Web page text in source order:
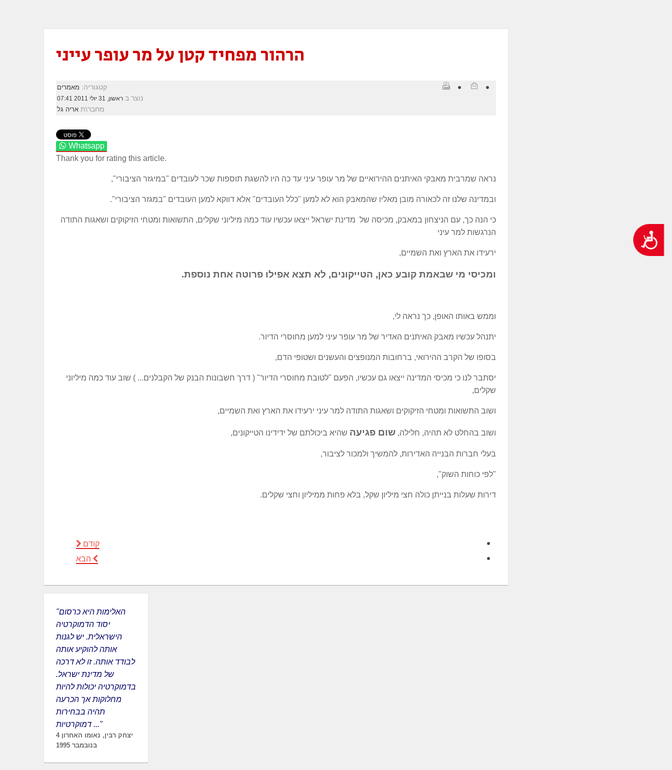
נגישות
הרהור מפחיד קטן על מר עופר עייני
קטגוריה: מאמרים
נוצר ב ראשון, 31 יולי 2011 07:41
מחבר\ת אריה גל
Whatsapp
Thank you for rating this article.
נראה שמרבית מאבקי האיתנים ההירואיים של מר עופר עיני עד כה היו להשגת תוספות שכר לעובדים "במיגזר הציבורי",
ובמדינה שלנו זה לכאורה מובן מאליו שהמאבק הוא לא למען "כלל העובדים" אלא דווקא למען העובדים "במגזר הציבורי".
כי הנה כך, עם הניצחון במאבק, מכיסה של מדינת ישראל ייצאו עכשיו עוד כמה מיליוני שקלים, התשואות ומטחי הזיקוקים ושאגות התודה
הנרגשות למר עיני
ירעידו את הארץ ואת השמיים,
ומכיסי מי שבאמת קובע כאן, הטייקונים, לא תצא אפילו פרוטה אחת נוספת.
וממש באותו האופן, כך נראה לי,
יתנהל עכשיו מאבק האיתנים האדיר של מר עופר עיני למען מחוסרי הדיור.
בסופו של הקרב ההירואי, ברחובות המנופצים והעשנים ושטופי הדם,
יסתבר לנו כי מכיסי המדינה ייצאו גם עכשיו, הפעם "לטובת מחוסרי הדיור" ( דרך חשבונות הבנק של הקבלנים... ) שוב עוד כמה מיליוני
שקלים,
ושוב התשואות ומטחי הזיקוקים ושאגות התודה למר עיני ירעידו את הארץ ואת השמיים,
ושוב בהחלט לא תהיה, חלילה, שום פגיעה שהיא ביכולתם של ידידינו הטייקונים,
בעלי חברות הבנייה האדירות, להמשיך ולמכור לציבור,
"לפי כוחות השוק",
דירות שעלות בנייתן כולה חצי מיליון שקל, בלא פחות ממיליון וחצי שקלים.
קודם
הבא
"האלימות היא כרסום
יסוד הדמוקרטיה
הישראלית. יש לגנות
אותה להוקיע אותה
לבודד אותה. זו לא דרכה
של מדינת ישראל.
בדמוקרטיה יכולות להיות
מחלוקות אך הכרעה
תהיה בבחירות
דמוקרטיות ..."
יצחק רבין, נאומו האחרון 4
בנובמבר 1995